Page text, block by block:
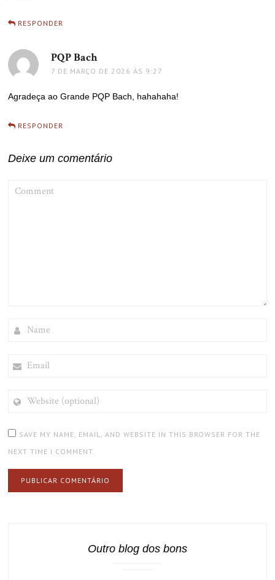
RESPONDER
PQP Bachdisse:
7 DE MARÇO DE 2026 ÀS 9:27
Agradeça ao Grande PQP Bach, hahahaha!
RESPONDER
Deixe um comentário
(OPTIONAL)
SAVE MY NAME, EMAIL, AND WEBSITE IN THIS BROWSER FOR THE
NEXT TIME I COMMENT.
Outro blog dos bons